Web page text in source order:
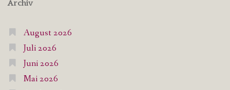
Archiv
August 2026
Juli 2026
Juni 2026
Mai 2026